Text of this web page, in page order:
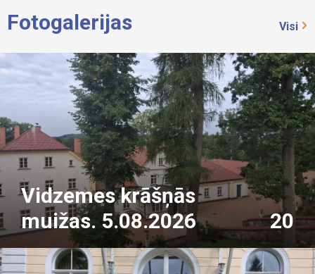
Fotogalerijas Visi
Vidzemes krāšņās
muižas. 5.08.2026
20